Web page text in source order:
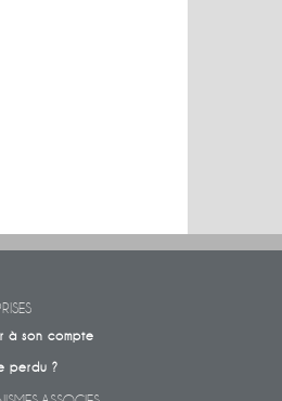
sur les énergies
à son compte
perdu ?